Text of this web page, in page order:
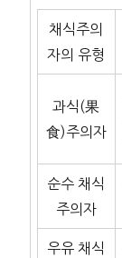
채식주의
자의 유형
과식(果
食)주의자
순수 채식
주의자
우유 채식